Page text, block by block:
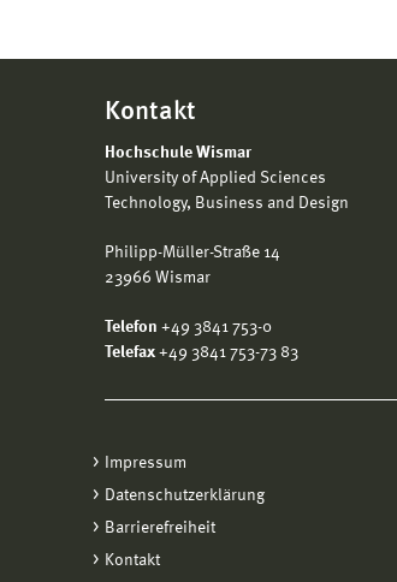
Kontakt
Hochschule Wismar
University of Applied Sciences
Technology, Business and Design
Philipp-Müller-Straße 14
23966 Wismar
Telefon +49 3841 753-0
Telefax +49 3841 753-73 83
Impressum
Datenschutzerklärung
Barrierefreiheit
Kontakt